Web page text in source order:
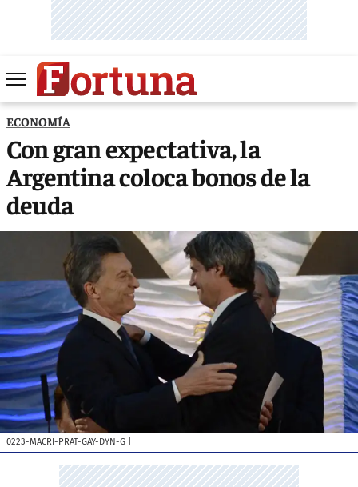
ECONOMÍA
Con gran expectativa, la
Argentina coloca bonos de la
deuda
0223-MACRI-PRAT-GAY-DYN-G